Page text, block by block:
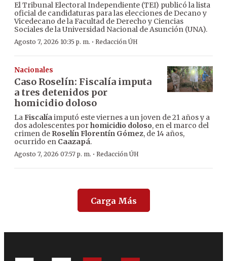
El Tribunal Electoral Independiente (TEI) publicó la lista
oficial de candidaturas para las elecciones de Decano y
Vicedecano de la Facultad de Derecho y Ciencias
Sociales de la Universidad Nacional de Asunción (UNA).
Agosto 7, 2026 10:35 p. m. · Redacción ÚH
Nacionales
Caso Roselín: Fiscalía imputa
a tres detenidos por
homicidio doloso
LaFiscalíaimputó este viernes a un joven de 21 años y a
dos adolescentes porhomicidio doloso, en el marco del
crimen de Roselín Florentín Gómez, de 14 años,
ocurrido en Caazapá.
Agosto 7, 2026 07:57 p. m. · Redacción ÚH
Carga Más